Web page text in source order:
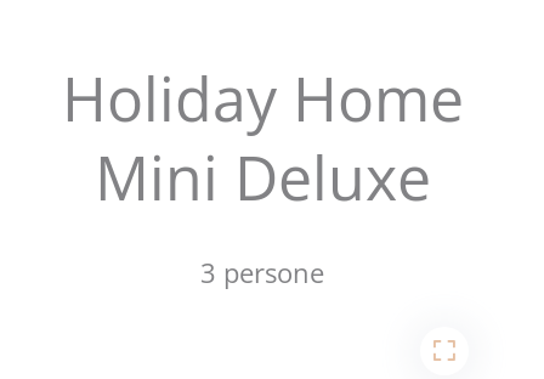
Holiday Home
Mini Deluxe
3 persone